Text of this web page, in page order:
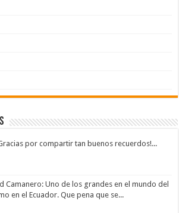
por compartir tan buenos recuerdos!...
Camanero: Uno de los grandes en el mundo del
en el Ecuador. Que pena que se...